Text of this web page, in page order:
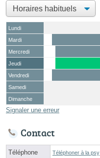
Lundi
Mardi
Mercredi
Jeudi
Vendredi
Samedi
Dimanche
Signaler une erreur
Contact
Téléphone Téléphoner à la psy